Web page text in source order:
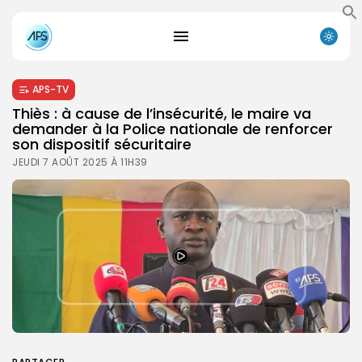
APS-TV
Thiès : à cause de l’insécurité, le maire va
demander à la Police nationale de renforcer
son dispositif sécuritaire
JEUDI 7 AOÛT 2025 À 11H39